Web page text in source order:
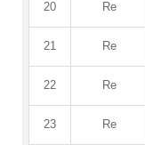
20 Re
21 Re
22 Re
23 Re